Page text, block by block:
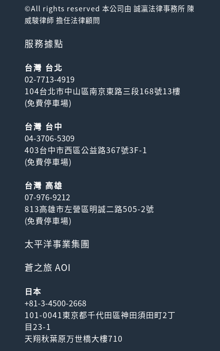
©All rights reserved 本公司由 誠瀛法律事務所 陳
威駿律師 擔任法律顧問
服務據點
台灣 台北
02-7713-4919
104台北市中山區南京東路三段168號13樓
(免費停車場)
台灣 台中
04-3706-5309
403台中市西區公益路367號3F-1
(免費停車場)
台灣 高雄
07-976-9212
813高雄市左營區明誠二路505-2號
(免費停車場)
太平洋事業集團
蒼之旅 AOI
日本
+81-3-4500-2668
101-0041東京都千代田區神田須田町2丁
目23-1
天翔秋葉原万世橋大樓710